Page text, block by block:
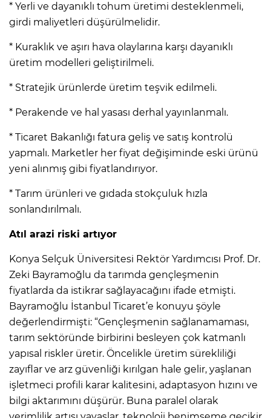
* Yerli ve dayanıklı tohum üretimi desteklenmeli,
girdi maliyetleri düşürülmelidir.
* Kuraklık ve aşırı hava olaylarına karşı dayanıklı
üretim modelleri geliştirilmeli.
* Stratejik ürünlerde üretim teşvik edilmeli.
* Perakende ve hal yasası derhal yayınlanmalı.
* Ticaret Bakanlığı fatura geliş ve satış kontrolü
yapmalı. Marketler her fiyat değişiminde eski ürünü
yeni alınmış gibi fiyatlandırıyor.
* Tarım ürünleri ve gıdada stokçuluk hızla
sonlandırılmalı.
Atıl arazi riski artıyor
Konya Selçuk Üniversitesi Rektör Yardımcısı Prof. Dr.
Zeki Bayramoğlu da tarımda gençleşmenin
fiyatlarda da istikrar sağlayacağını ifade etmişti.
Bayramoğlu İstanbul Ticaret’e konuyu şöyle
değerlendirmişti: “Gençleşmenin sağlanamaması,
tarım sektöründe birbirini besleyen çok katmanlı
yapısal riskler üretir. Öncelikle üretim sürekliliği
zayıflar ve arz güvenliği kırılgan hale gelir, yaşlanan
işletmeci profili karar kalitesini, adaptasyon hızını ve
bilgi aktarımını düşürür. Buna paralel olarak